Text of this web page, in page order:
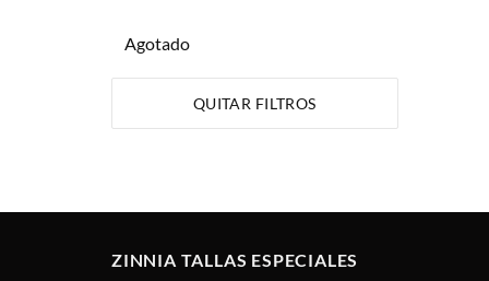
Agotado
QUITAR FILTROS
ZINNIA TALLAS ESPECIALES